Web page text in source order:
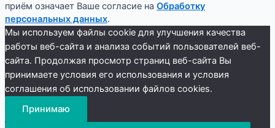
приём означает Ваше согласие на Обработку
персональных данных.
Мы используем файлы cookie для улучшения качества
работы веб-сайта и анализа событий пользователей веб-
сайта. Продолжая просмотр страниц веб-сайта Вы
принимаете условия его использования и условия
соглашения об использовании файлов cookies.
Принимаю